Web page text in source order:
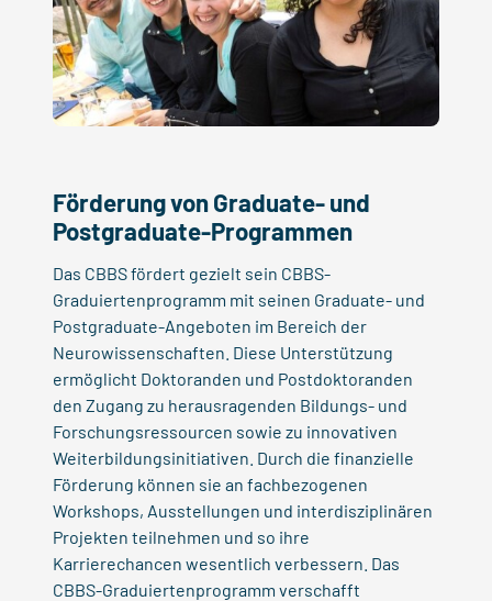
Förderung vonGraduate- und
Postgraduate-Programmen
Das CBBS fördert gezielt sein CBBS-
Graduiertenprogramm mit seinen Graduate- und
Postgraduate-Angeboten im Bereich der
Neurowissenschaften. Diese Unterstützung
ermöglicht Doktoranden und Postdoktoranden
den Zugang zu herausragenden Bildungs- und
Forschungsressourcen sowie zu innovativen
Weiterbildungsinitiativen. Durch die finanzielle
Förderung können sie an fachbezogenen
Workshops, Ausstellungen und interdisziplinären
Projekten teilnehmen und so ihre
Karrierechancen wesentlich verbessern. Das
CBBS-Graduiertenprogramm verschafft